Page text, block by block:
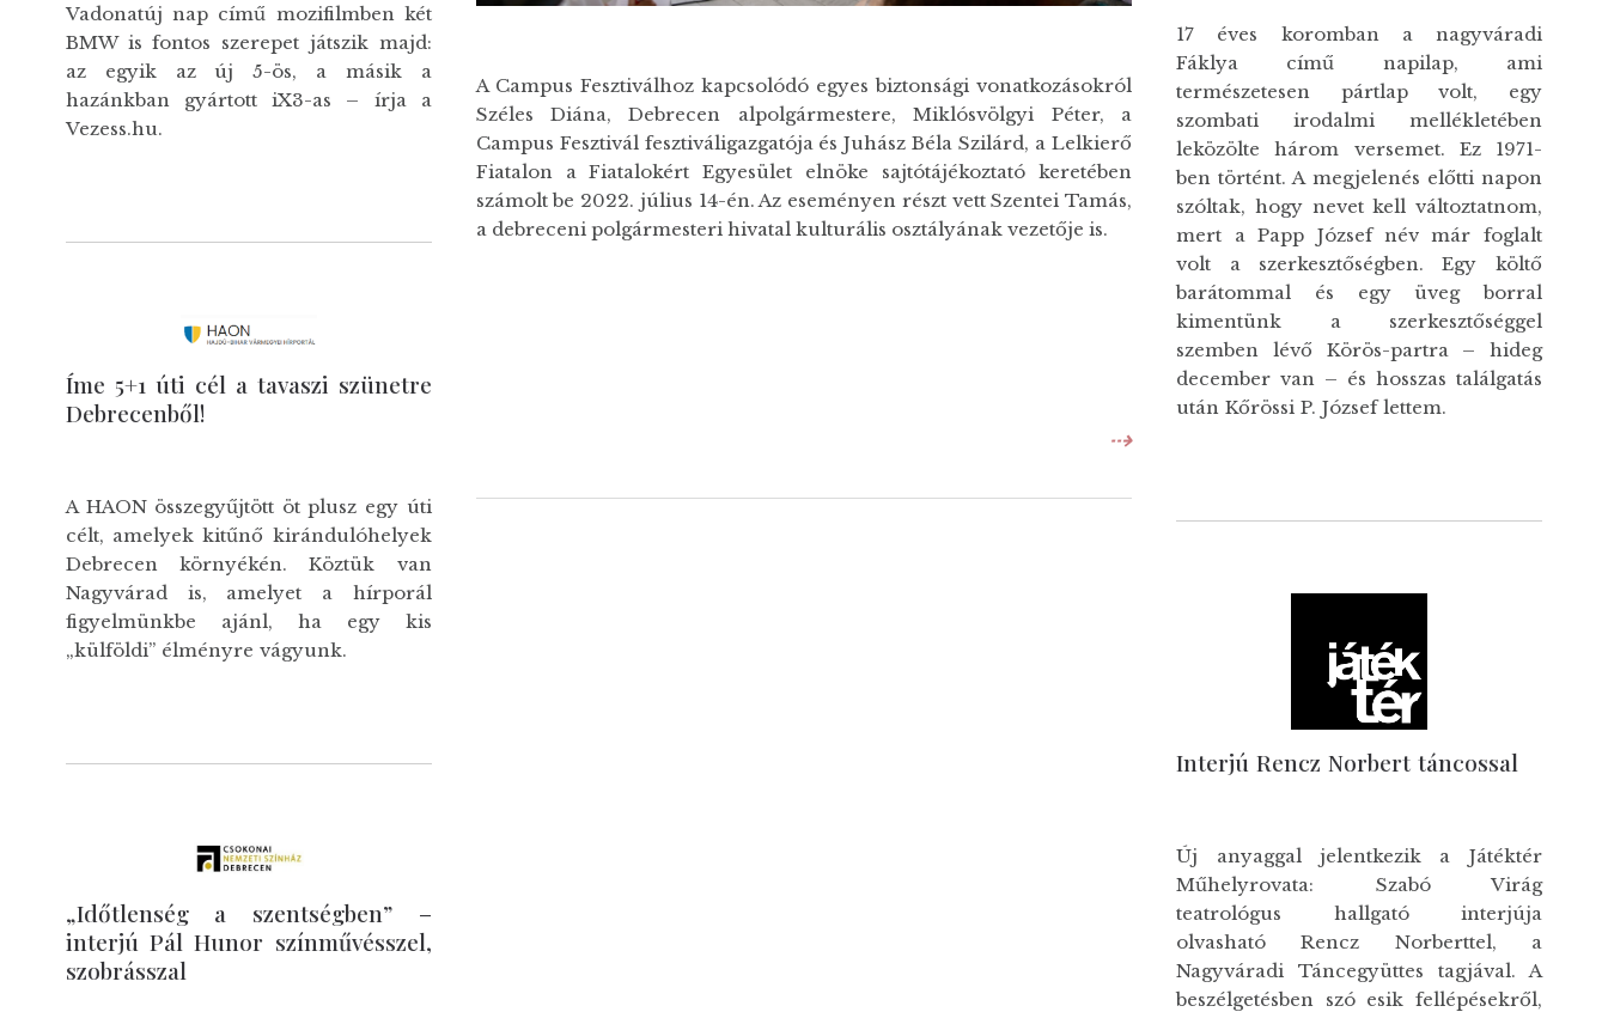
Vadonatúj nap című mozifilmben két
BMW is fontos szerepet játszik majd:
az egyik az új 5-ös, a másik a
hazánkban gyártott iX3-as – írja a
Vezess.hu.
Íme 5+1 úti cél a tavaszi szünetre
Debrecenből!
A HAON összegyűjtött öt plusz egy úti
célt, amelyek kitűnő kirándulóhelyek
Debrecen környékén. Köztük van
Nagyvárad is, amelyet a hírporál
figyelmünkbe ajánl, ha egy kis
„külföldi” élményre vágyunk.
„Időtlenség a szentségben” –
interjú Pál Hunor színművésszel,
szobrásszal
A Campus Fesztiválhoz kapcsolódó egyes biztonsági vonatkozásokról
Széles Diána, Debrecen alpolgármestere, Miklósvölgyi Péter, a
Campus Fesztivál fesztiváligazgatója és Juhász Béla Szilárd, a Lelkierő
Fiatalon a Fiatalokért Egyesület elnöke sajtótájékoztató keretében
számolt be 2022. július 14-én. Az eseményen részt vett Szentei Tamás,
a debreceni polgármesteri hivatal kulturális osztályának vezetője is.
⇢
17 éves koromban a nagyváradi
Fáklya című napilap, ami
természetesen pártlap volt, egy
szombati irodalmi mellékletében
leközölte három versemet. Ez 1971-
ben történt. A megjelenés előtti napon
szóltak, hogy nevet kell változtatnom,
mert a Papp József név már foglalt
volt a szerkesztőségben. Egy költő
barátommal és egy üveg borral
kimentünk a szerkesztőséggel
szemben lévő Körös-partra – hideg
december van – és hosszas találgatás
után Kőrössi P. József lettem.
Interjú Rencz Norbert táncossal
Új anyaggal jelentkezik a Játéktér
Műhelyrovata: Szabó Virág
teatrológus hallgató interjúja
olvasható Rencz Norberttel, a
Nagyváradi Táncegyüttes tagjával. A
beszélgetésben szó esik fellépésekről,